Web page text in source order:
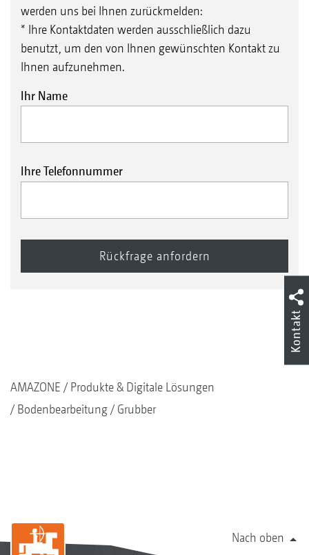
werden uns bei Ihnen zurückmelden:
* Ihre Kontaktdaten werden ausschließlich dazu
benutzt, um den von Ihnen gewünschten Kontakt zu
Ihnen aufzunehmen.
Ihr Name
Ihre Telefonnummer
AMAZONE
Produkte & Digitale Lösungen
Bodenbearbeitung
Grubber
Nach oben
Kontakt